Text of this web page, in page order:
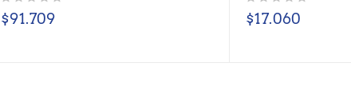
$91.709 $17.060